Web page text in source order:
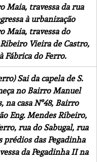
Maia, travessa da rua
à urbanização
Maia, travessa do
Vieira de Castro,
Fábrica do Ferro.
Sai da capela de S.
no Bairro Manuel
na casa Nº48, Bairro
Eng. Mendes Ribeiro,
rua do Sabugal, rua
prédios das Pegadinha
da Pegadinha II na